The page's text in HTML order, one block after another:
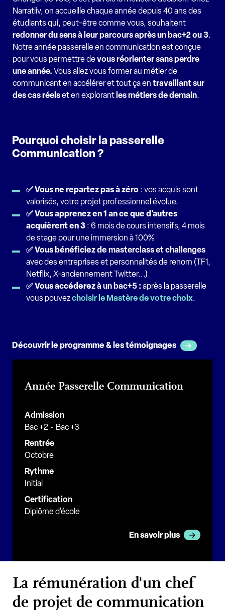
Narratiiv, on accueille chaque année depuis 40 ans des
étudiants qui, peut-être comme vous, souhaitent
redonner du sens à leur parcours après un bac+2 ou 3.
Notre année passerelle en communication est conçue
pour vous permettre devous réorienter sans perdre
une année. Vous allezvous former au métier de
communicant en accélérer et tout ça en travaillant sur
des cas réelset en explorant les métiers de demain.
Pourquoi choisir la passerelle
Communication ?
✅ Vous ne repartez pas à zéro : vos acquis sont
valorisés, votre projet professionnel évolue.
✅ Vous apprenezen 1 an ce que d'autres
acquièrent en 3 : 6 mois de cours intensifs, 4 mois
de stage pour une immersion à 100%
✅ Vous bénéficiez de masterclass et challenges
avec des entreprises et personnalités de renom (TF1,
Netflix, X-anciennement Twitter...)
✅ Vous accéderezà un bac+5 : après la passerelle
vous pouvezchoisir le Mastère de votre choix.
Découvrir le programme & les témoignages
Année Passerelle Communication
Admission
Bac +2
Bac +3
Rentrée
Octobre
Rythme
Initial
Certification
Diplôme d’école
En savoir plus
La rémunération d'un chef
de projet de communication